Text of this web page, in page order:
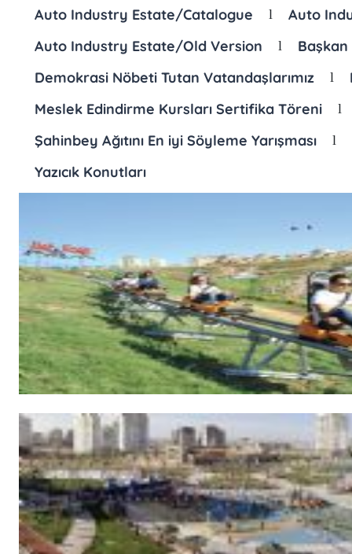
Auto Industry Estate/Catalogue l
Auto
Auto Industry Estate/Old Version
l
Başkan
Demokrasi Nöbeti Tutan Vatandaşlarımız
l
Meslek Edindirme Kursları Sertifika Töreni
l
Şahinbey Ağıtını En iyi Söyleme Yarışması l
Yazıcık Konutları